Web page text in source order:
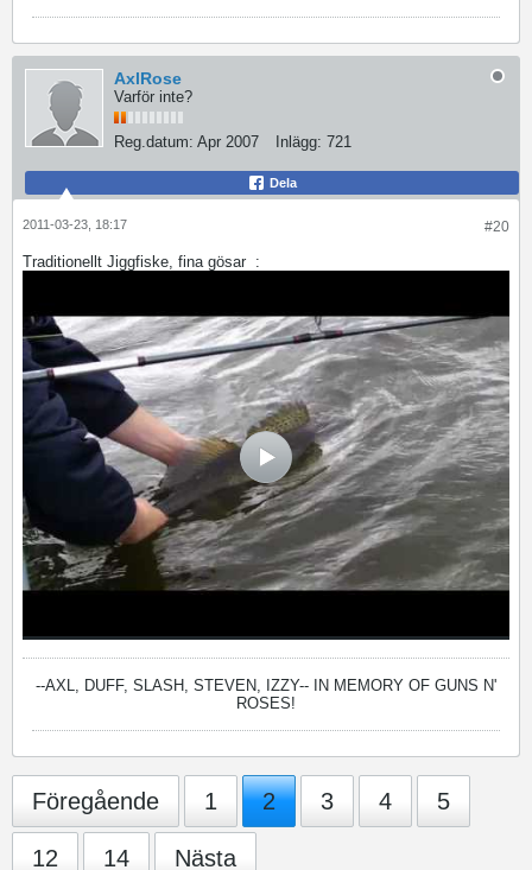
AxlRose
Varför inte?
Reg.datum: Apr 2007 Inlägg: 721
Dela
#20
2011-03-23, 18:17
Traditionellt Jiggfiske, fina gösar :
--AXL, DUFF, SLASH, STEVEN, IZZY-- IN MEMORY OF GUNS N'
ROSES!
Föregående 1 2 3 4 5
12 14 Nästa